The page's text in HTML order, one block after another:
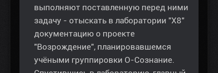
выполняют поставленную перед ними
задачу - отыскать в лаборатории "X8"
документацию о проекте
"Возрождение", планировавшемся
учёными группировки О-Сознание.